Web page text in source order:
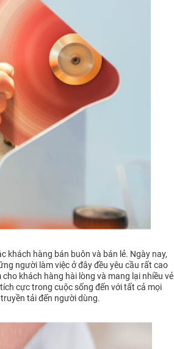
khách hàng bán buôn và bán lẻ. Ngày nay,
người làm việc ở đây đều yêu cầu rất cao
khách hàng hài lòng và mang lại nhiều vẻ
cực trong cuộc sống đến với tất cả mọi
tải đến người dùng.